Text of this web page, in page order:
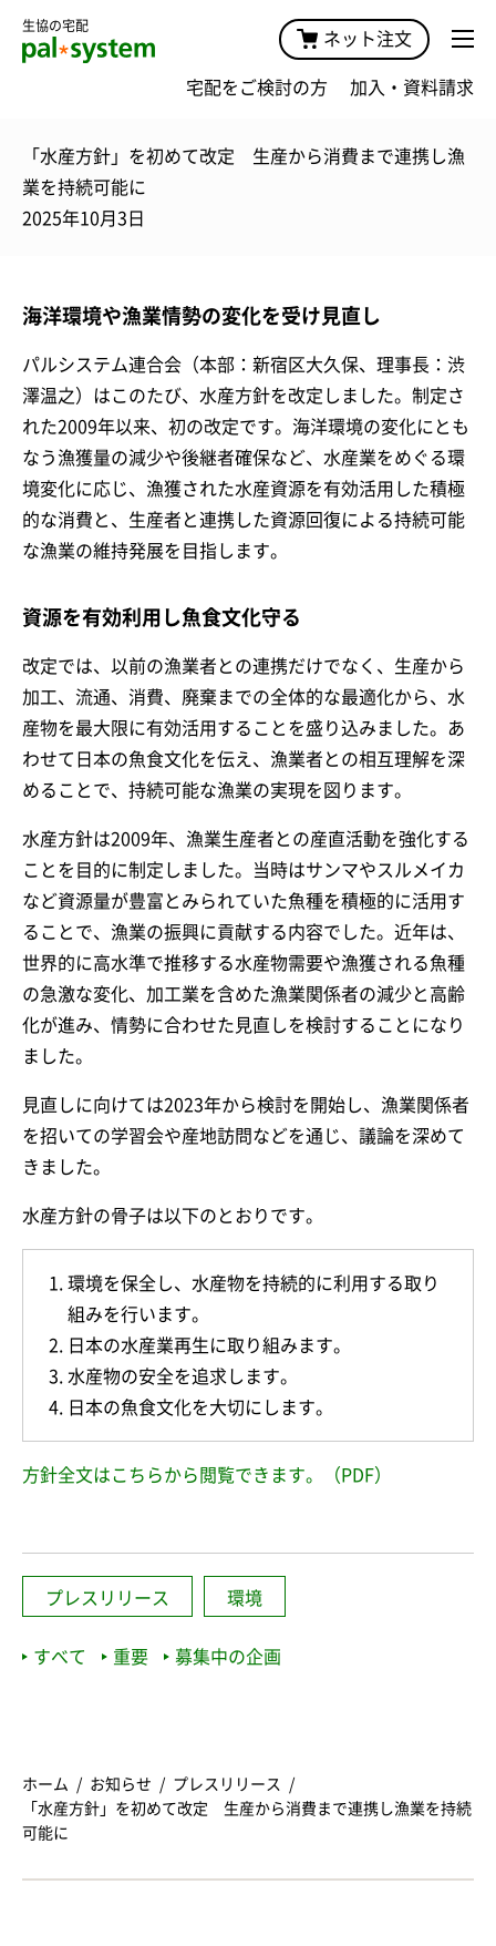
生協の宅配
ネット注文
宅配をご検討の方 加入・資料請求
「水産方針」を初めて改定 生産から消費まで連携し漁
業を持続可能に
2025年10月3日
海洋環境や漁業情勢の変化を受け見直し
パルシステム連合会（本部：新宿区大久保、理事長：渋
澤温之）はこのたび、水産方針を改定しました。制定さ
れた2009年以来、初の改定です。海洋環境の変化にとも
なう漁獲量の減少や後継者確保など、水産業をめぐる環
境変化に応じ、漁獲された水産資源を有効活用した積極
的な消費と、生産者と連携した資源回復による持続可能
な漁業の維持発展を目指します。
資源を有効利用し魚食文化守る
改定では、以前の漁業者との連携だけでなく、生産から
加工、流通、消費、廃棄までの全体的な最適化から、水
産物を最大限に有効活用することを盛り込みました。あ
わせて日本の魚食文化を伝え、漁業者との相互理解を深
めることで、持続可能な漁業の実現を図ります。
水産方針は2009年、漁業生産者との産直活動を強化する
ことを目的に制定しました。当時はサンマやスルメイカ
など資源量が豊富とみられていた魚種を積極的に活用す
ることで、漁業の振興に貢献する内容でした。近年は、
世界的に高水準で推移する水産物需要や漁獲される魚種
の急激な変化、加工業を含めた漁業関係者の減少と高齢
化が進み、情勢に合わせた見直しを検討することになり
ました。
見直しに向けては2023年から検討を開始し、漁業関係者
を招いての学習会や産地訪問などを通じ、議論を深めて
きました。
水産方針の骨子は以下のとおりです。
環境を保全し、水産物を持続的に利用する取り
組みを行います。
日本の水産業再生に取り組みます。
水産物の安全を追求します。
日本の魚食文化を大切にします。
方針全文はこちらから閲覧できます。（PDF）
プレスリリース 環境
すべて 重要 募集中の企画
ホーム お知らせ
プレスリリース
「水産方針」を初めて改定 生産から消費まで連携し漁業を持続
可能に